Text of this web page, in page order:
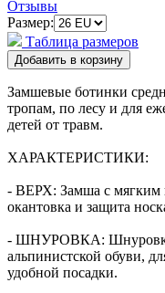
Отзывы
Размер:
Таблица размеров
Замшевые ботинки
тропам, по лесу и для
детей от травм.
ХАРАКТЕРИСТИКИ:
- ВЕРХ: Замша с мягким
окантовка и защита
- ШНУРОВКА: Шнуровка
альпинистской обуви,
удобной посадки.